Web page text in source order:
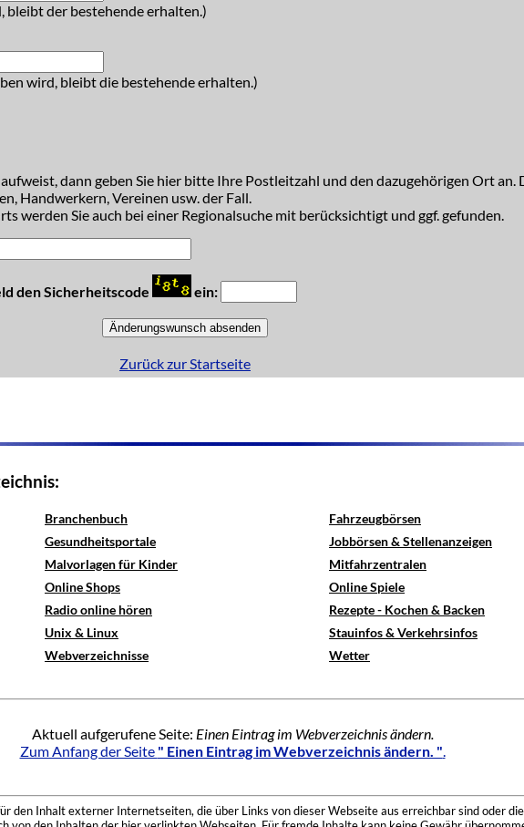
bleibt der bestehende erhalten.)
wird, bleibt die bestehende erhalten.)
dann geben Sie hier bitte Ihre Postleitzahl und den dazugehörigen Ort an.
Handwerkern, Vereinen usw. der Fall.
werden Sie auch bei einer Regionalsuche mit berücksichtigt und ggf. gefunden.
den Sicherheitscode ein:
Zurück zur Startseite
Branchenbuch
Fahrzeugbörsen
Gesundheitsportale
Jobbörsen & Stellenanzeigen
Malvorlagen für Kinder
Mitfahrzentralen
Online Shops
Online Spiele
Radio online hören
Rezepte - Kochen & Backen
Unix & Linux
Stauinfos & Verkehrsinfos
Webverzeichnisse
Wetter
Aktuell aufgerufene Seite: Einen Eintrag im Webverzeichnis ändern.
Zum Anfang der Seite " Einen Eintrag im Webverzeichnis ändern. ".
den Inhalt externer Internetseiten, die über Links von dieser Webseite aus erreichbar sind oder